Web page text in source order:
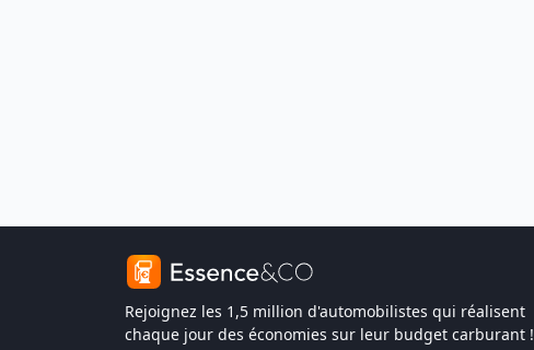
Rejoignez les 1,5 million d'automobilistes qui réalisent
chaque jour des économies sur leur budget carburant !